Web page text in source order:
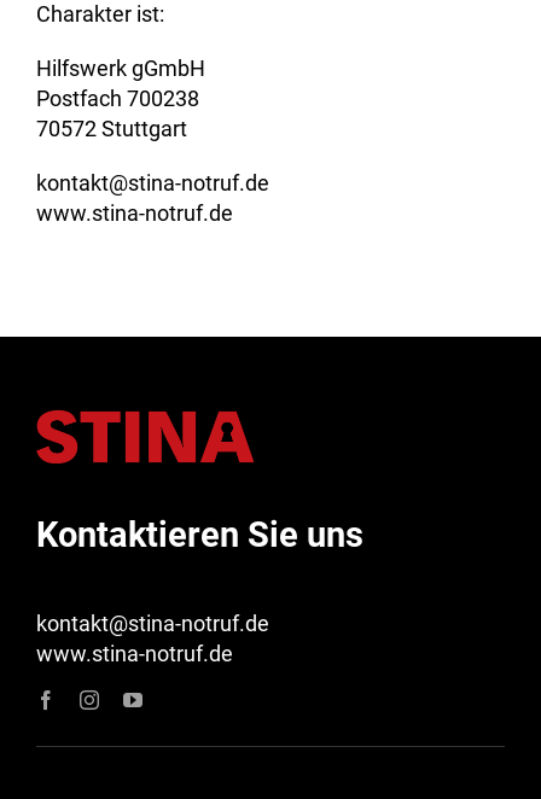
Charakter ist:
Hilfswerk gGmbH
Postfach 700238
70572 Stuttgart
kontakt@stina-notruf.de
www.stina-notruf.de
Kontaktieren Sie uns
kontakt@stina-notruf.de
www.stina-notruf.de